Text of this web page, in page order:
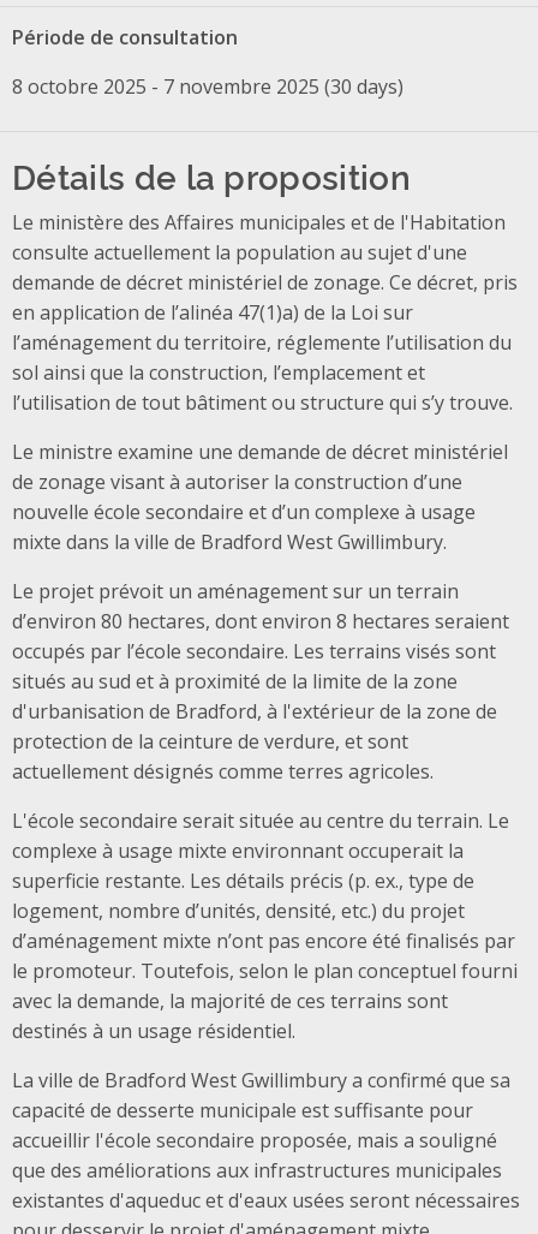
Période de consultation
8 octobre 2025 - 7 novembre 2025 (30 days)
Détails de la proposition
Le ministère des Affaires municipales et de l'Habitation
consulte actuellement la population au sujet d'une
demande de décret ministériel de zonage. Ce décret, pris
en application de l’alinéa 47(1)a) de la Loi sur
l’aménagement du territoire, réglemente l’utilisation du
sol ainsi que la construction, l’emplacement et
l’utilisation de tout bâtiment ou structure qui s’y trouve.
Le ministre examine une demande de décret ministériel
de zonage visant à autoriser la construction d’une
nouvelle école secondaire et d’un complexe à usage
mixte dans la ville de Bradford West Gwillimbury.
Le projet prévoit un aménagement sur un terrain
d’environ 80 hectares, dont environ 8 hectares seraient
occupés par l’école secondaire. Les terrains visés sont
situés au sud et à proximité de la limite de la zone
d'urbanisation de Bradford, à l'extérieur de la zone de
protection de la ceinture de verdure, et sont
actuellement désignés comme terres agricoles.
L'école secondaire serait située au centre du terrain. Le
complexe à usage mixte environnant occuperait la
superficie restante. Les détails précis (p. ex., type de
logement, nombre d’unités, densité, etc.) du projet
d’aménagement mixte n’ont pas encore été finalisés par
le promoteur. Toutefois, selon le plan conceptuel fourni
avec la demande, la majorité de ces terrains sont
destinés à un usage résidentiel.
La ville de Bradford West Gwillimbury a confirmé que sa
capacité de desserte municipale est suffisante pour
accueillir l'école secondaire proposée, mais a souligné
que des améliorations aux infrastructures municipales
existantes d'aqueduc et d'eaux usées seront nécessaires